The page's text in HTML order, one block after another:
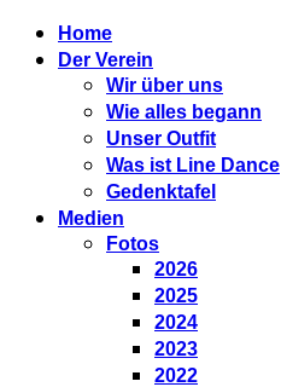
Home
Der Verein
Wir über uns
Wie alles begann
Unser Outfit
Was ist Line Dance
Gedenktafel
Medien
Fotos
2026
2025
2024
2023
2022